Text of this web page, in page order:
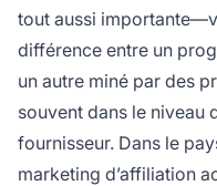
tout aussi
différence entre un
un autre miné par des
souvent dans le
fournisseur. Dans le
marketing d’affiliation